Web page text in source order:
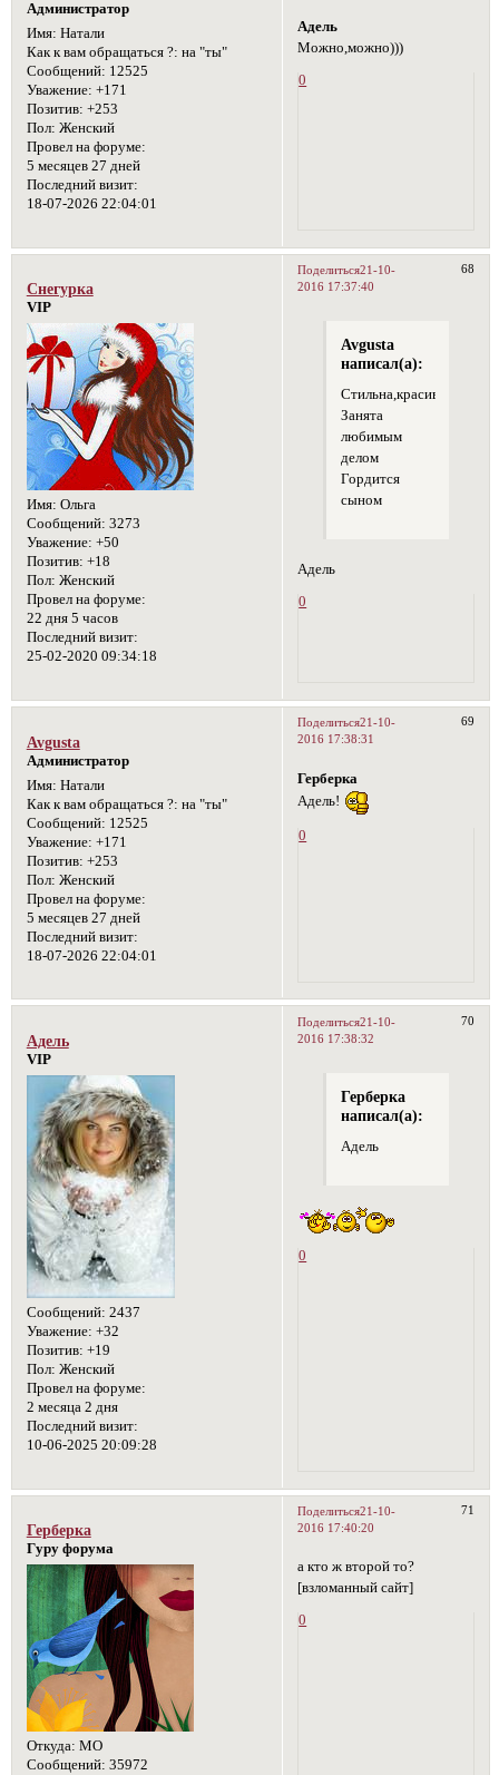
Администратор
Имя: Натали
Как к вам обращаться ?: на "ты"
Сообщений: 12525
Уважение: +171
Позитив: +253
Пол: Женский
Провел на форуме:
5 месяцев 27 дней
Последний визит:
18-07-2026 22:04:01
Адель
Можно,можно)))
0
Поделиться 68
21-10-
2016 17:37:40
Снегурка
VIP
Имя: Ольга
Сообщений: 3273
Уважение: +50
Позитив: +18
Пол: Женский
Провел на форуме:
22 дня 5 часов
Последний визит:
25-02-2020 09:34:18
Avgusta
написал(а):
Стильна,красива,умна
Занята
любимым
делом
Гордится
сыном
Адель
0
Поделиться 69
21-10-
2016 17:38:31
Avgusta
Администратор
Имя: Натали
Как к вам обращаться ?: на "ты"
Сообщений: 12525
Уважение: +171
Позитив: +253
Пол: Женский
Провел на форуме:
5 месяцев 27 дней
Последний визит:
18-07-2026 22:04:01
Герберка
Адель!
0
Поделиться 70
21-10-
2016 17:38:32
Адель
VIP
Сообщений: 2437
Уважение: +32
Позитив: +19
Пол: Женский
Провел на форуме:
2 месяца 2 дня
Последний визит:
10-06-2025 20:09:28
Герберка
написал(а):
Адель
0
Поделиться 71
21-10-
2016 17:40:20
Герберка
Гуру форума
Откуда: МО
Сообщений: 35972
а кто ж второй то?
[взломанный сайт]
0